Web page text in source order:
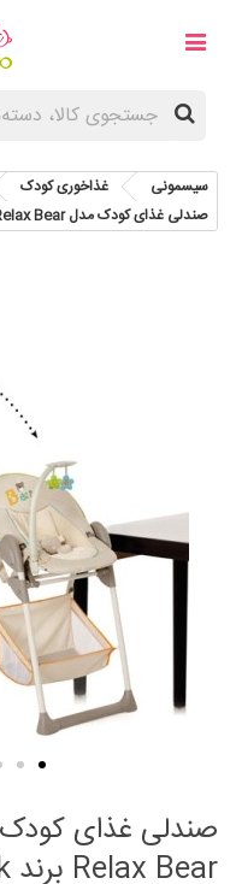
سیسمونی غذاخوری کودک
صندلی غذای کودک مدل Sit'N Relax Bear برند Hauck
Relax Bear برند Hauck